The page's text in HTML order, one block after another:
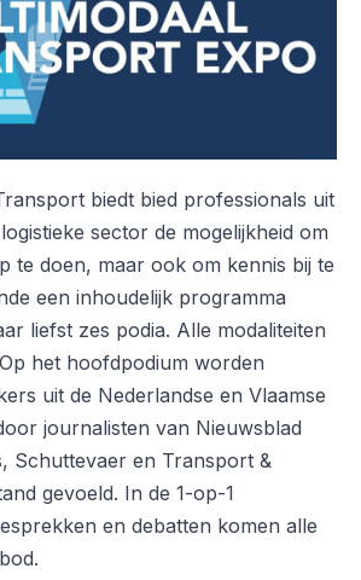
biedt bied professionals uit
sector de mogelijkheid om
te doen, maar ook om kennis bij te
een inhoudelijk programma
liefst zes podia. Alle modaliteiten
het hoofdpodium worden
uit de Nederlandse en Vlaamse
journalisten van Nieuwsblad
Schuttevaer en Transport &
gevoeld. In de 1-op-1
en debatten komen alle